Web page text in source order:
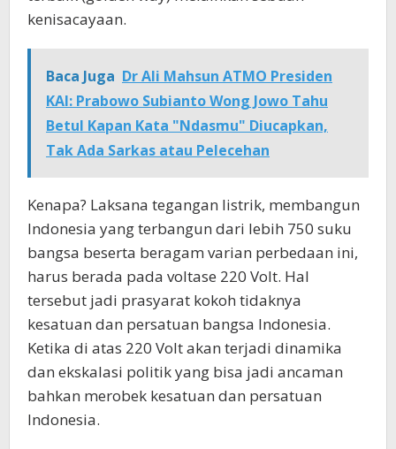
kenisacayaan.
Baca Juga Dr Ali Mahsun ATMO Presiden
KAI: Prabowo Subianto Wong Jowo Tahu
Betul Kapan Kata "Ndasmu" Diucapkan,
Tak Ada Sarkas atau Pelecehan
Kenapa? Laksana tegangan listrik, membangun
Indonesia yang terbangun dari lebih 750 suku
bangsa beserta beragam varian perbedaan ini,
harus berada pada voltase 220 Volt. Hal
tersebut jadi prasyarat kokoh tidaknya
kesatuan dan persatuan bangsa Indonesia.
Ketika di atas 220 Volt akan terjadi dinamika
dan ekskalasi politik yang bisa jadi ancaman
bahkan merobek kesatuan dan persatuan
Indonesia.